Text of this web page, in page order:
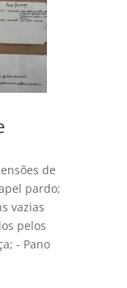
de
pardo;
vazias
pelos
- Pano